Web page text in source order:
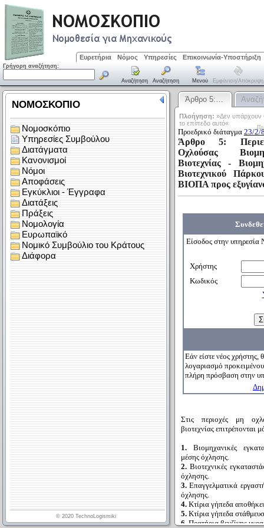
Ευρετήρια Νόμος Υπηρεσίες Επικοινωνία-Υποστήριξη
Γρήγορη αναζήτηση:
Αναζήτηση Αναζήτηση Μενού Εμφάνιση/απόκρυψη
Άρθρο 5:…